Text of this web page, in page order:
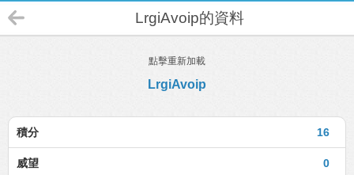
LrgiAvoip的資料
點擊重新加載
LrgiAvoip
16
積分
0
威望